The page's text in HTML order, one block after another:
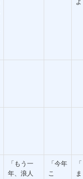
「もう一
年、浪人
「今年
こ
ま